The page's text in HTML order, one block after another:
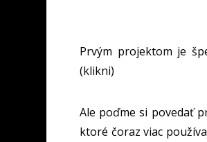
Prvým projektom je
(klikni)
Ale poďme si povedať
ktoré čoraz viac